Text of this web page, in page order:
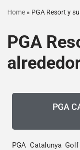
Home » PGA Resort y
PGA
PGA
PGA Catalunya